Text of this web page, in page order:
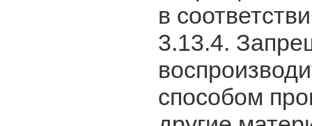
в
3.13.4.
способом